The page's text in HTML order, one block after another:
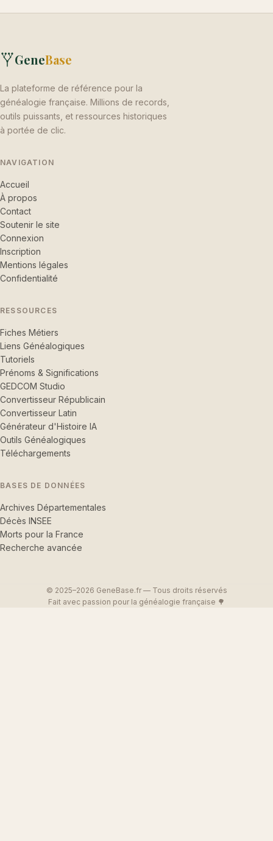
GeneBase
La plateforme de référence pour la
généalogie française. Millions de records,
outils puissants, et ressources historiques
à portée de clic.
NAVIGATION
Accueil
À propos
Contact
Soutenir le site
Connexion
Inscription
Mentions légales
Confidentialité
RESSOURCES
Fiches Métiers
Liens Généalogiques
Tutoriels
Prénoms & Significations
GEDCOM Studio
Convertisseur Républicain
Convertisseur Latin
Générateur d'Histoire IA
Outils Généalogiques
Téléchargements
BASES DE DONNÉES
Archives Départementales
Décès INSEE
Morts pour la France
Recherche avancée
© 2025–2026 GeneBase.fr — Tous droits réservés
Fait avec passion pour la généalogie française 🌳